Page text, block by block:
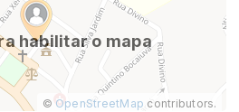
habilitar o mapa
© OpenStreetMap contributors.